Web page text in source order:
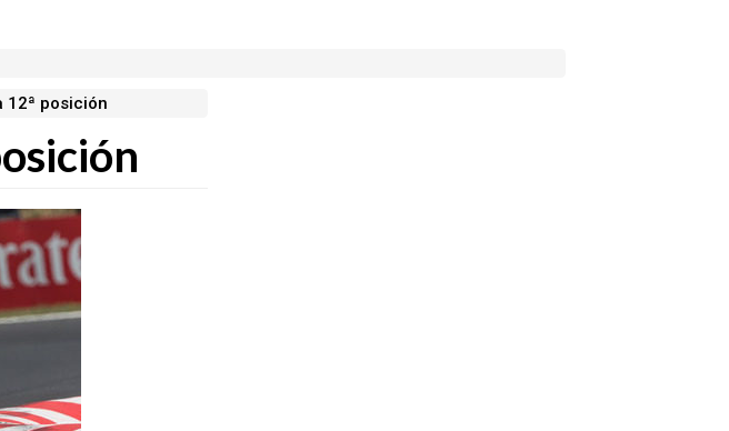
12ª posición